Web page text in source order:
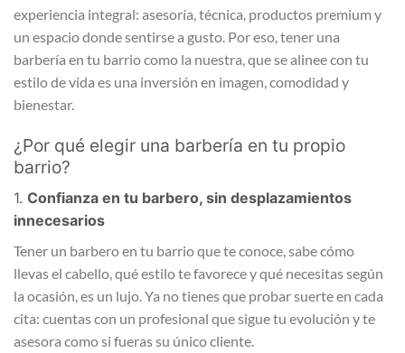
experiencia integral: asesoría, técnica, productos premium y
un espacio donde sentirse a gusto. Por eso, tener una
barbería en tu barrio como la nuestra, que se alinee con tu
estilo de vida es una inversión en imagen, comodidad y
bienestar.
¿Por qué elegir una barbería en tu propio
barrio?
1. Confianza en tu barbero, sin desplazamientos
innecesarios
Tener un barbero en tu barrio que te conoce, sabe cómo
llevas el cabello, qué estilo te favorece y qué necesitas según
la ocasión, es un lujo. Ya no tienes que probar suerte en cada
cita: cuentas con un profesional que sigue tu evolución y te
asesora como si fueras su único cliente.